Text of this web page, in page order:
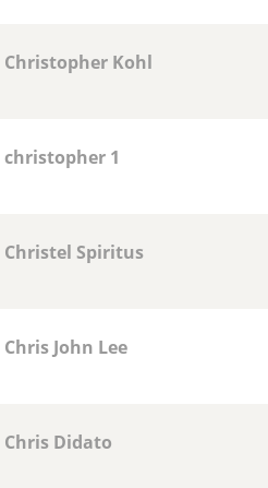
Christopher Kohl
christopher 1
Christel Spiritus
Chris John Lee
Chris Didato